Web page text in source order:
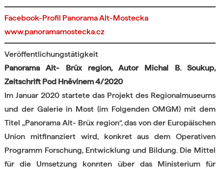
Facebook-Profil Panorama Alt-Mostecka
www.panoramamostecka.cz
Veröffentlichungstätigkeit
Panorama Alt-
Brüx region, Autor Michal B. Soukup,
Zeitschrift Pod Hněvínem 4/2020
Im Januar 2020 startete das Projekt des Regionalmuseums
und der Galerie in Most (im Folgenden OMGM) mit dem
Titel „Panorama Alt- Brüx region“, das von der Europäischen
Union mitfinanziert wird, konkret aus dem Operativen
Programm Forschung, Entwicklung und Bildung. Die Mittel
für die Umsetzung konnten über das Ministerium für